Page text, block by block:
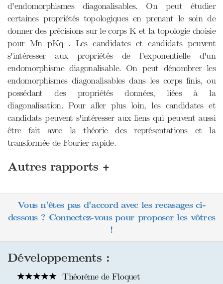
d'endomorphismes diagonalisables. On peut étudier
certaines propriétés topologiques en prenant le soin de
donner des précisions sur le corps K et la topologie choisie
pour Mn pKq . Les candidates et candidats peuvent
s'intéresser aux propriétés de l'exponentielle d'un
endomorphisme diagonalisable. On peut dénombrer les
endomorphismes diagonalisables dans les corps finis, ou
possédant des propriétés données, liées à la
diagonalisation. Pour aller plus loin, les candidates et
candidats peuvent s'intéresser aux liens qui peuvent aussi
être fait avec la théorie des représentations et la
transformée de Fourier rapide.
Autres rapports +
Vous n'êtes pas d'accord avec les recasages ci-
dessous ? Connectez-vous pour proposer les vôtres
!
Développements :
Théorème de Floquet